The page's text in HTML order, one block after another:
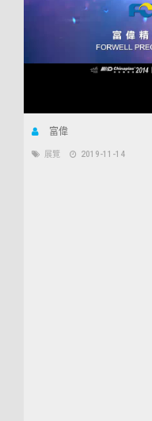
富偉
展覽 2019-11-14